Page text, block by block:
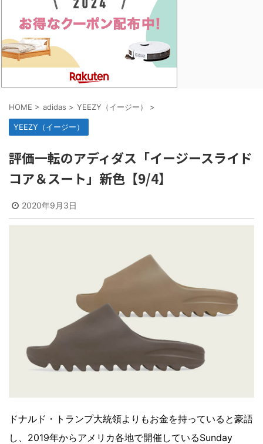
HOME > adidas > YEEZY（イージー） >
YEEZY（イージー）
評価一転のアディダス「イージースライド
コア＆スート」新色【9/4】
2020年9月3日
ドナルド・トランプ大統領よりもお金を持っていると豪語
し、2019年からアメリカ各地で開催しているSunday